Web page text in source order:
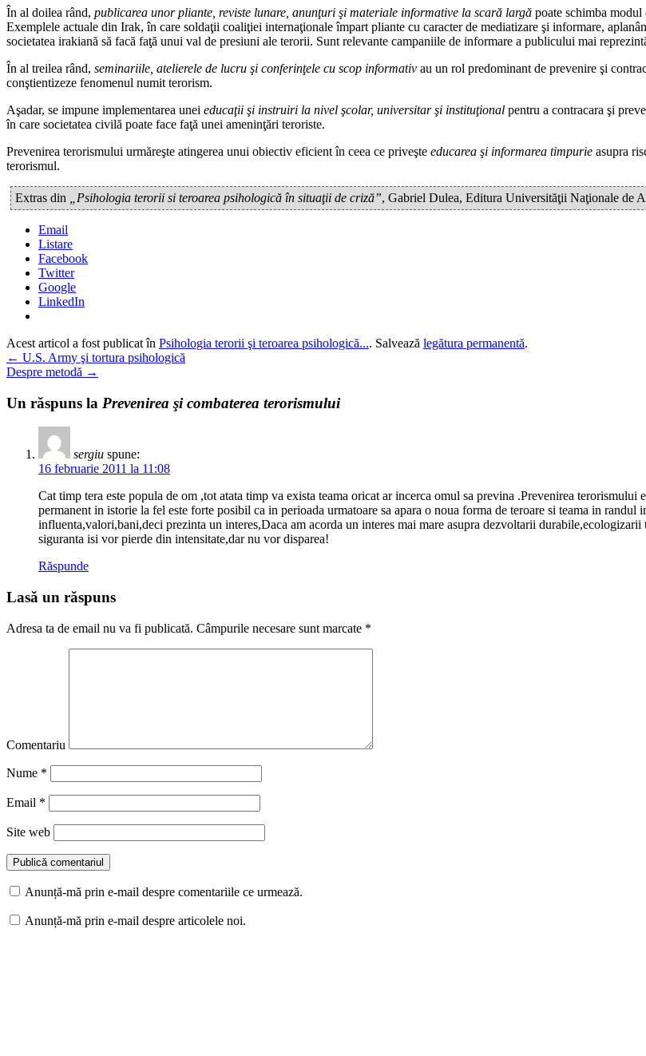
În al doilea rând, publicarea unor pliante, reviste lunare, anunţuri şi materiale informative la scară largă poate schimba modul
Exemplele actuale din Irak, în care soldaţii coaliţiei internaţionale împart pliante cu caracter de mediatizare şi informare,
societatea irakiană să facă faţă unui val de presiuni ale terorii. Sunt relevante campaniile de informare a publicului mai
În al treilea rând, seminariile, atelierele de lucru şi conferinţele cu scop informativ au un rol predominant de prevenire şi
conştientizeze fenomenul numit terorism.
Aşadar, se impune implementarea unei educaţii şi instruiri la nivel şcolar, universitar şi instituţional pentru a contracara şi
în care societatea civilă poate face faţă unei ameninţări teroriste.
Prevenirea terorismului urmăreşte atingerea unui obiectiv eficient în ceea ce priveşte educarea şi informarea timpurie asupra
terorismul.
Extras din „Psihologia terorii si teroarea psihologică în situaţii de criză”, Gabriel Dulea, Editura Universităţii Naţionale de
Email
Listare
Facebook
Twitter
Google
LinkedIn
Acest articol a fost publicat în Psihologia terorii şi teroarea psihologică.... Salvează legătura permanentă.
← U.S. Army şi tortura psihologică
Despre metodă →
Un răspuns la Prevenirea şi combaterea terorismului
sergiu spune:
16 februarie 2011 la 11:08
Cat timp tera este popula de om ,tot atata timp va exista teama oricat ar incerca omul sa previna .Prevenirea
permanent in istorie la fel este forte posibil ca in perioada urmatoare sa apara o noua forma de teroare si teama in
influenta,valori,bani,deci prezinta un interes,Daca am acorda un interes mai mare asupra dezvoltarii
siguranta isi vor pierde din intensitate,dar nu vor disparea!
Răspunde
Lasă un răspuns
Adresa ta de email nu va fi publicată. Câmpurile necesare sunt marcate *
Comentariu
Nume *
Email *
Site web
Anunță-mă prin e-mail despre comentariile ce urmează.
Anunță-mă prin e-mail despre articolele noi.